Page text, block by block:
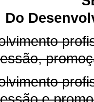
Do
e